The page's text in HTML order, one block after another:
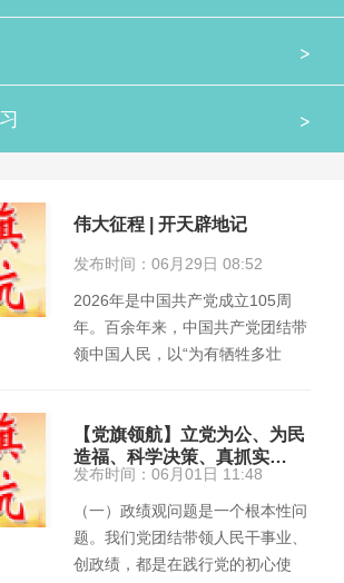
>
>
伟大征程 | 开天辟地记
发布时间：06月29日 08:52
2026年是中国共产党成立105周
年。百余年来，中国共产党团结带
领中国人民，以“为有牺牲多壮
【党旗领航】立党为公、为民
造福、科学决策、真抓实…
发布时间：06月01日 11:48
（一）政绩观问题是一个根本性问
题。我们党团结带领人民干事业、
创政绩，都是在践行党的初心使